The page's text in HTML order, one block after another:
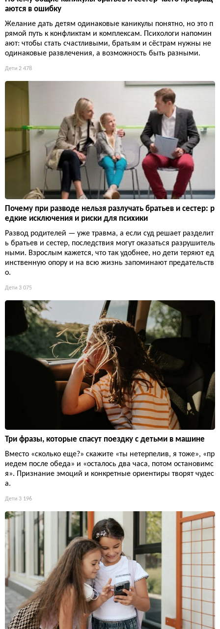
аются в ошибку
Желание дать детям одинаковые каникулы понятно, но это п
рямой путь к конфликтам и комплексам. Психологи напомин
ают: чтобы стать счастливыми, братьям и сёстрам нужны не
одинаковые развлечения, а возможность быть разными.
Дети 2 478
Почему при разводе нельзя разлучать братьев и сестер: р
едкие исключения и риски для психики
Развод родителей — уже травма, а если суд решает разделит
ь братьев и сестер, последствия могут оказаться разрушитель
ными. Взрослым кажется, что так удобнее, но дети теряют ед
инственную опору и на всю жизнь запоминают предательств
о.
Дети 3 075
Три фразы, которые спасут поездку с детьми в машине
Вместо «сколько еще?» скажите «ты нетерпелив, я тоже», «пр
иедем после обеда» и «осталось два часа, потом остановимс
я». Признание эмоций и конкретные ориентиры творят чудес
а.
Дети 3 196